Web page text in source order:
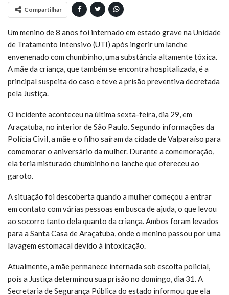
Compartilhar
Um menino de 8 anos foi internado em estado grave na Unidade
de Tratamento Intensivo (UTI) após ingerir um lanche
envenenado com chumbinho, uma substância altamente tóxica.
A mãe da criança, que também se encontra hospitalizada, é a
principal suspeita do caso e teve a prisão preventiva decretada
pela Justiça.
O incidente aconteceu na última sexta-feira, dia 29, em
Araçatuba, no interior de São Paulo. Segundo informações da
Polícia Civil, a mãe e o filho saíram da cidade de Valparaíso para
comemorar o aniversário da mulher. Durante a comemoração,
ela teria misturado chumbinho no lanche que ofereceu ao
garoto.
A situação foi descoberta quando a mulher começou a entrar
em contato com várias pessoas em busca de ajuda, o que levou
ao socorro tanto dela quanto da criança. Ambos foram levados
para a Santa Casa de Araçatuba, onde o menino passou por uma
lavagem estomacal devido à intoxicação.
Atualmente, a mãe permanece internada sob escolta policial,
pois a Justiça determinou sua prisão no domingo, dia 31. A
Secretaria de Segurança Pública do estado informou que ela